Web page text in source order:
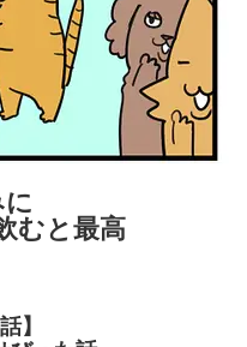
むと最高
】